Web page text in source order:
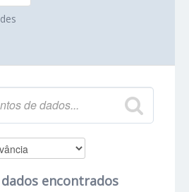
encontrados